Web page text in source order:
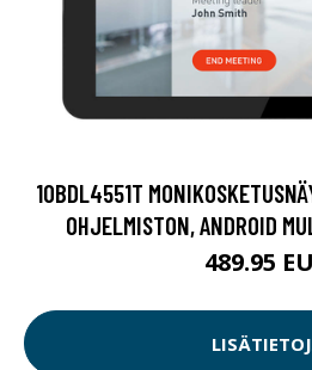
10BDL4551T
OHJELMISTON, ANDROID
489.95